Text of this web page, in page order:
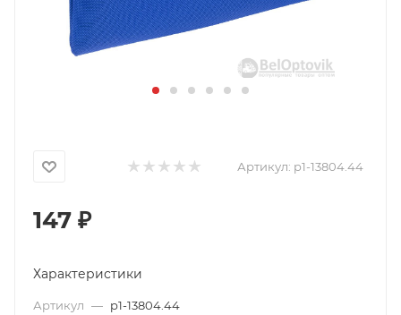
Артикул: p1-13804.44
147 ₽
Характеристики
Артикул — p1-13804.44